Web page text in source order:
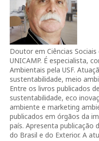
Doutor em Ciências
UNICAMP. É especialista,
Ambientais pela USF.
sustentabilidade, meio
Entre os livros publicados
sustentabilidade, eco
ambiente e marketing
publicados em órgãos da
país. Apresenta publicação
do Brasil e do Exterior. A